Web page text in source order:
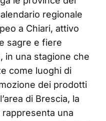
regionale
a Chiari, attivo
sagre e fiere
in una stagione che
come luoghi di
dei prodotti
di Brescia, la
una